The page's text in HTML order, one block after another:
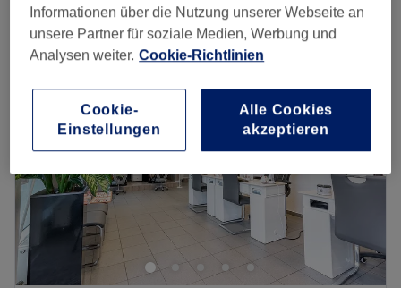
Montag 10:00
19:00
Dienstag
10:00–
Mittwoch
Donnerstag
10:00–19:00
Freitag
10:00–19:00
Samstag
10:00–17:00
Sonntag
Geschlossen
Ein gepflegtes Äußeres bis in die Fingerspitzen ist für
viele ein Muss. Deshalb schaue im Salon L.i.v Beauty
Lounge in Düsseldorf, Friedrichstadt, vorbei. Egal ob
Nagelmodellagen mit Gel oder Acryl,
Gesichtsbehandlungen oder Wimpernverlängerungen —
Informationen über die Nutzung unserer Webseite an
unsere Partner für soziale Medien, Werbung und
Analysen weiter. Cookie-Richtlinien
Cookie-
Einstellungen
Alle Cookies
akzeptieren